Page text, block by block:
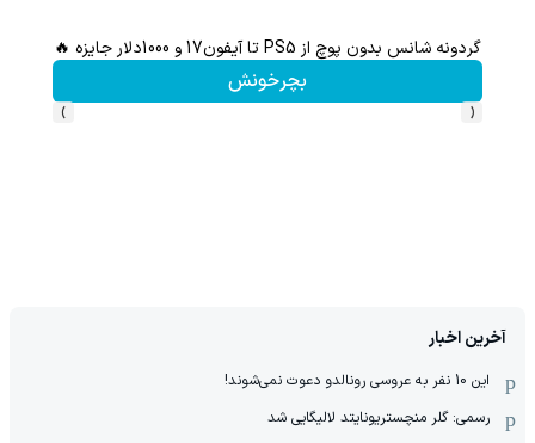
گردونه شانس بدون پوچ از PS5 تا آیفون17 و 1000دلار جایزه 🔥
بچرخونش
‹
›
آخرین اخبار
این 10 نفر به عروسی رونالدو دعوت نمی‌شوند!
رسمی: گلر منچستریونایتد لالیگایی شد